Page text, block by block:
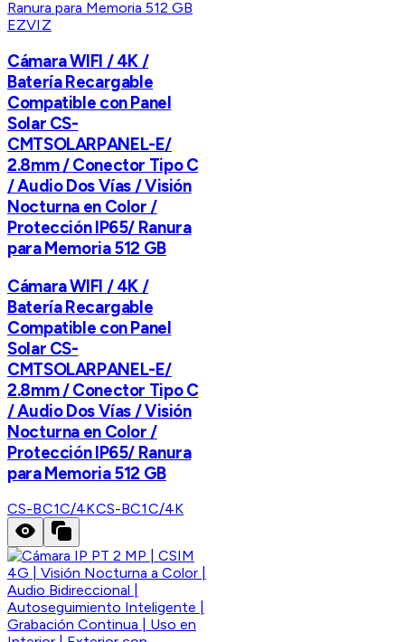
EZVIZ
Cámara WIFI / 4K /
Batería Recargable
Compatible con Panel
Solar CS-
CMTSOLARPANEL-E/
2.8mm / Conector Tipo C
/ Audio Dos Vías / Visión
Nocturna en Color /
Protección IP65/ Ranura
para Memoria 512 GB
Cámara WIFI / 4K /
Batería Recargable
Compatible con Panel
Solar CS-
CMTSOLARPANEL-E/
2.8mm / Conector Tipo C
/ Audio Dos Vías / Visión
Nocturna en Color /
Protección IP65/ Ranura
para Memoria 512 GB
CS-BC1C/4KCS-BC1C/4K